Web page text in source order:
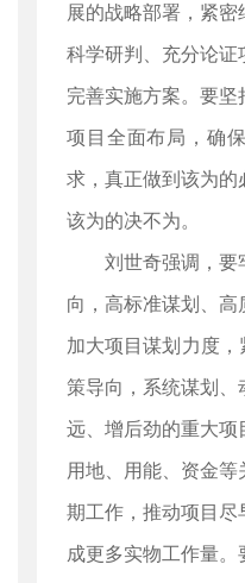
展的战略部署，紧密
科学研判、充分论证
完善实施方案。要
项目全面布局，确
求，真正做到该为的
该为的决不为。
刘世奇强调，要
向，高标准谋划、
加大项目谋划力度，
策导向，系统谋划、
远、增后劲的重大项
用地、用能、资金
期工作，推动项目尽
成更多实物工作量